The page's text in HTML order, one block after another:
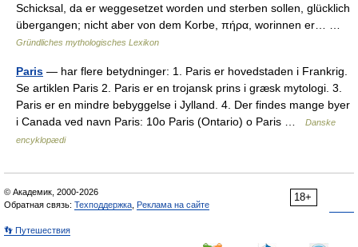
Schicksal, da er weggesetzet worden und sterben sollen, glücklich
übergangen; nicht aber von dem Korbe, πήρα, worinnen er… …
Gründliches mythologisches Lexikon
Paris — har flere betydninger: 1. Paris er hovedstaden i Frankrig.
Se artiklen Paris 2. Paris er en trojansk prins i græsk mytologi. 3.
Paris er en mindre bebyggelse i Jylland. 4. Der findes mange byer
i Canada ved navn Paris: 10o Paris (Ontario) o Paris …
Danske
encyklopædi
18+
© Академик, 2000-2026
Обратная связь: Техподдержка Реклама на сайте
👣 Путешествия